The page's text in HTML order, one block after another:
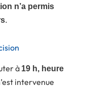
n’a permis
.
à 19 h, heure
intervenue